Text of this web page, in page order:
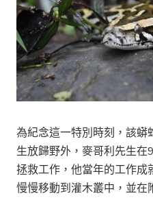
為紀念這一特別時刻，該
生放歸野外，麥哥利先生
拯救工作，他當年的工作成
慢慢移動到灌木叢中，並在